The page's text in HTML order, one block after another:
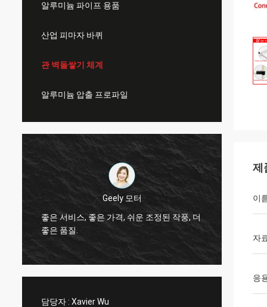
알루미늄 파이프 용품
산업 피마자 바퀴
관 벽돌쌓기 체계
알루미늄 압출 프로파일
Thinh 베트남
안녕, 존슨은, 야윈 관 12000 미터 2808, 상아
빛 색깔 배열합니다.
서비
담당자 : Xavier Wu
제
이
자
응